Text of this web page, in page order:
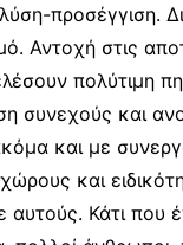
προσέγγιση.
Αντοχή στις
πολύτιμη
συνεχούς και
και με
και
αυτούς. Κάτι που